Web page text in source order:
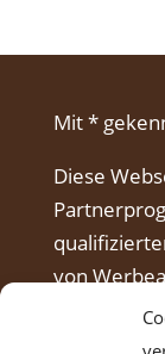
Mit *
Diese
von